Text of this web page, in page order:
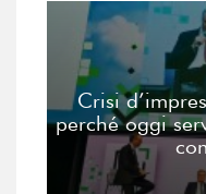
Crisi
perché oggi